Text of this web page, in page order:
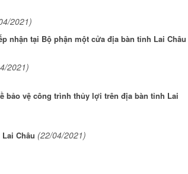
2021)
nhận tại Bộ phận một cửa địa bàn tỉnh Lai Châu
2021)
bảo vệ công trình thủy lợi trên địa bàn tỉnh Lai
Châu (22/04/2021)